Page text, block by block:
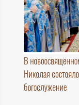
В
Николая
богослужение